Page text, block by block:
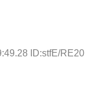
ID:stfE/RE20